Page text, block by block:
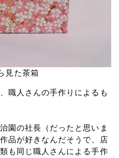
見た茶箱
職人さんの手作りによるも
園の社長（だったと思いま
品が好きなんだそうで、店
も同じ職人さんによる手作